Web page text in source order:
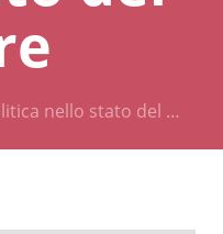
nello stato del …